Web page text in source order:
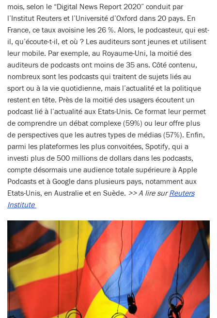
mois, selon le “Digital News Report 2020” conduit par
l’Institut Reuters et l’Université d’Oxford dans 20 pays. En
France, ce taux avoisine les 26 %. Alors, le podcasteur, qui est-
il, qu’écoute-t-il, et où ? Les auditeurs sont jeunes et utilisent
leur mobile. Par exemple, au Royaume-Uni, la moitié des
auditeurs de podcasts ont moins de 35 ans. Côté contenu,
nombreux sont les podcasts qui traitent de sujets liés au
sport ou à la vie quotidienne, mais l’actualité et la politique
restent en tête. Près de la moitié des usagers écoutent un
podcast lié à l’actualité aux Etats-Unis. Ce format leur permet
de comprendre un débat complexe (59%) ou leur offre plus
de perspectives que les autres types de médias (57%). Enfin,
parmi les plateformes les plus convoitées, Spotify, qui a
investi plus de 500 millions de dollars dans les podcasts,
compte désormais une audience totale supérieure à Apple
Podcasts et à Google dans plusieurs pays, notamment aux
Etats-Unis, en Australie et en Suède. >> A lire surReuters
Institute ​​​​​